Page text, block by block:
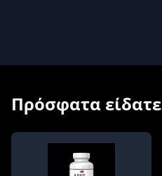
Πρόσφατα είδατε